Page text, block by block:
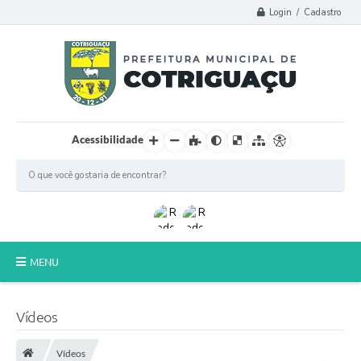
Login / Cadastro
Acessibilidade
MENU
Vídeos
Vídeos